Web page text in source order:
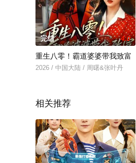
完结 4.0
重生八零！霸道婆婆带我致富
2026 / 中国大陆 / 周曙&张叶丹
相关推荐